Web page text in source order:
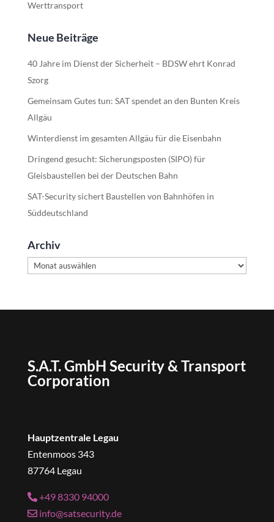
Werttransport
Neue Beiträge
40 Jahre im Dienst der Sicherheit – BDSW ehrt Konrad
Szorg
Gemeinsam Gutes tun: SAT spendet an den Bunten Kreis
Allgäu
Winterdienst im gesamten Allgäu für die Eisenbahn
Dringend gesucht: Sicherungsposten (SIPO) für
Gleisbaustellen bei der Deutschen Bahn
SAT-Security sichert Baustellen von Bahnhöfen in
Süddeutschland
Archiv
Archiv
S.A.T. GmbH Security & Transport
Corporation
Hauptzentrale Legau
Entenmoos 343
87764 Legau
+49 8330 94000
info@satsecurity.de